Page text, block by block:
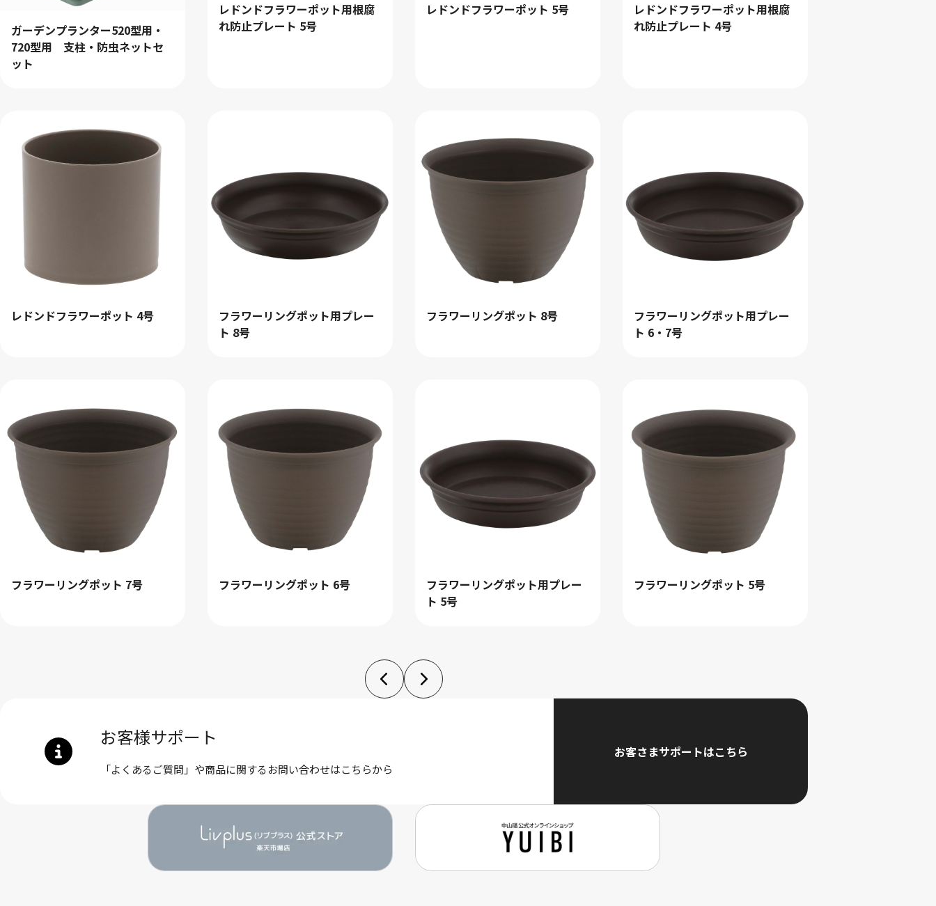
ガーデンプランター520型用・
720型用 支柱・防虫ネットセ
ット
レドンドフラワーポット用根腐
れ防止プレート 5号
レドンドフラワーポット 5号
レドンドフラワーポット用根腐
れ防止プレート 4号
レドンドフラワーポット 4号
フラワーリングポット用プレー
ト 8号
フラワーリングポット 8号
フラワーリングポット用プレー
ト 6・7号
フラワーリングポット 7号 フラワーリングポット 6号
フラワーリングポット用プレー
ト 5号
フラワーリングポット 5号
お客様サポート
「よくあるご質問」や商品に関するお問い合わせはこちらから
お客さまサポートはこちら